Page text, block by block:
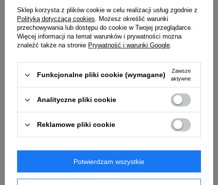
elementów metalowych. Parasole Profoto
zapewniają piękne światło i są stworzone do
wieloletniej eksploatacji.
użytkowania, to modyfikator światła zapewniający
miękkie światło o szerokim zasięgu. Jest lekka i
szybka w konfiguracji, a po złożeniu zajmuje
bardzo mało miejsca w torbie. Transparentne
parasole rozpraszają i zmiękczają światło,
zmniejszają kontrast. Półprzezroczyste parasole są
idealne do tworzenia miękkiego światła, gdy jesteś
bardzo blisko fotografowanego obiektu.
Cechy produktu:
Sklep korzysta z plików cookie w celu realizacji usług zgodnie z
Polityką dotyczącą cookies. Możesz określić warunki
przechowywania lub dostępu do cookie w Twojej przeglądarce.
Więcej informacji na temat warunków i prywatności można
znaleźć także na stronie Prywatność i warunki Google.
Funkcjonalne pliki cookie (wymagane)
Zawsze
aktywne
Analityczne pliki cookie
Reklamowe pliki cookie
Potwierdzam wszystkie